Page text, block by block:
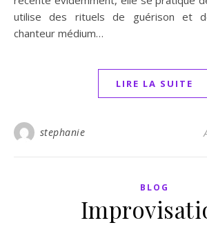
utilise des rituels de guérison et
chanteur médium…
LIRE LA SUITE
stephanie
BLOG